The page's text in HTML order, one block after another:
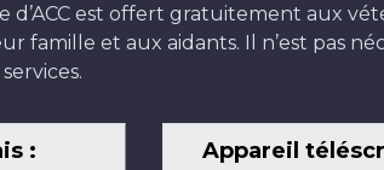
d’ACC est offert gratuitement aux
famille et aux aidants. Il n’est pas
:
Appareil